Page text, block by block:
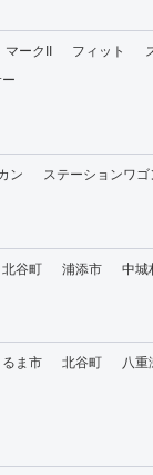
マークII フィット
ン ステーションワゴ
北谷町 浦添市 中城
るま市 北谷町 八重